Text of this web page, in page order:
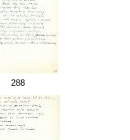
288